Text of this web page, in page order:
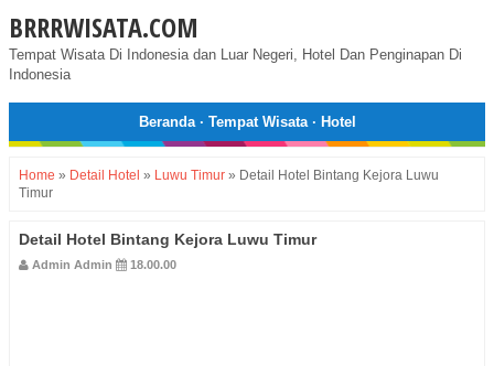
BRRRWISATA.COM
Tempat Wisata Di Indonesia dan Luar Negeri, Hotel Dan Penginapan Di
Indonesia
Beranda· Tempat Wisata· Hotel
Home » Detail Hotel » Luwu Timur » Detail Hotel Bintang Kejora Luwu
Timur
Detail Hotel Bintang Kejora Luwu Timur
Admin Admin 18.00.00